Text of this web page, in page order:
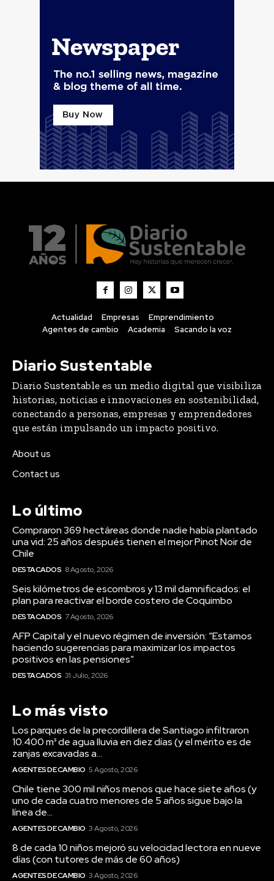
Actualidad Empresas
Emprendimiento
Agentes de cambio
Academia Sacando la voz
Diario Sustentable
Diario Sustentable es un medio digital que visibiliza
historias, noticias e innovaciones en sostenibilidad,
conectando a personas, empresas y emprendedores
que están impulsando un impacto positivo.
About us
Contact us
Lo último
Compraron 369 hectáreas donde nadie había plantado
una vid: 25 años después tienen el mejor Pinot Noir de
Chile
DESTACADOS 8 Agosto, 2026
Seis kilómetros de escombros y 13 mil damnificados: el
plan para reactivar el borde costero de Coquimbo
DESTACADOS 7 Agosto, 2026
AFP Capital y el nuevo régimen de inversión: “Estamos
haciendo sugerencias para maximizar los impactos
positivos en las pensiones”
DESTACADOS 31 Julio, 2026
Lo más visto
Los parques de la precordillera de Santiago infiltraron
10.400 m³ de agua lluvia en diez días (y el mérito es de
zanjas excavadas a...
AGENTES DE CAMBIO 5 Agosto, 2026
Chile tiene 300 mil niños menos que hace siete años (y
uno de cada cuatro menores de 5 años sigue bajo la
línea de...
AGENTES DE CAMBIO 3 Agosto, 2026
8 de cada 10 niños mejoró su velocidad lectora en nueve
días (con tutores de más de 60 años)
AGENTES DE CAMBIO 3 Agosto, 2026